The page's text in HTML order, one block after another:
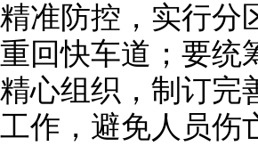
精准防控，实行分
重回快车道；要统
精心组织，制订完
工作，避免人员伤